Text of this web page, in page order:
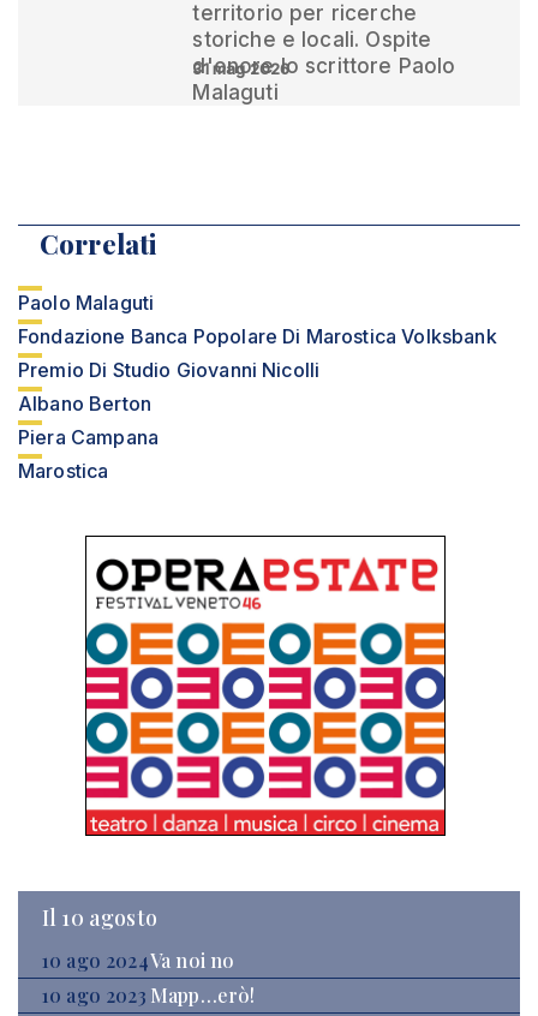
territorio per ricerche
storiche e locali. Ospite
d'onore lo scrittore Paolo
Malaguti
31 mag 2026
Correlati
Paolo Malaguti
Fondazione Banca Popolare Di Marostica Volksbank
Premio Di Studio Giovanni Nicolli
Albano Berton
Piera Campana
Marostica
Il 10 agosto
10 ago 2024Va noi no
10 ago 2023 Mapp…erò!